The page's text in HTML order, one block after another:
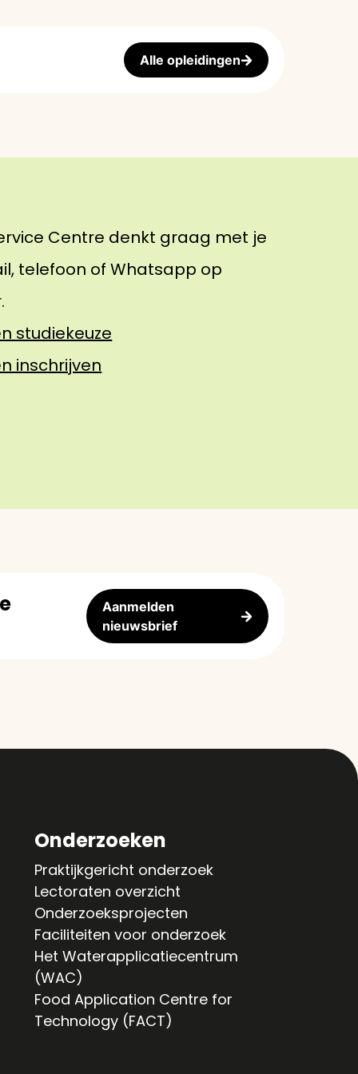
Alle opleidingen
Centre denkt graag met je
telefoon of Whatsapp op
studiekeuze
inschrijven
Aanmelden
nieuwsbrief
Onderzoeken
Praktijkgericht onderzoek
Lectoraten overzicht
Onderzoeksprojecten
Faciliteiten voor onderzoek
Het Waterapplicatiecentrum
(WAC)
Food Application Centre for
Technology (FACT)